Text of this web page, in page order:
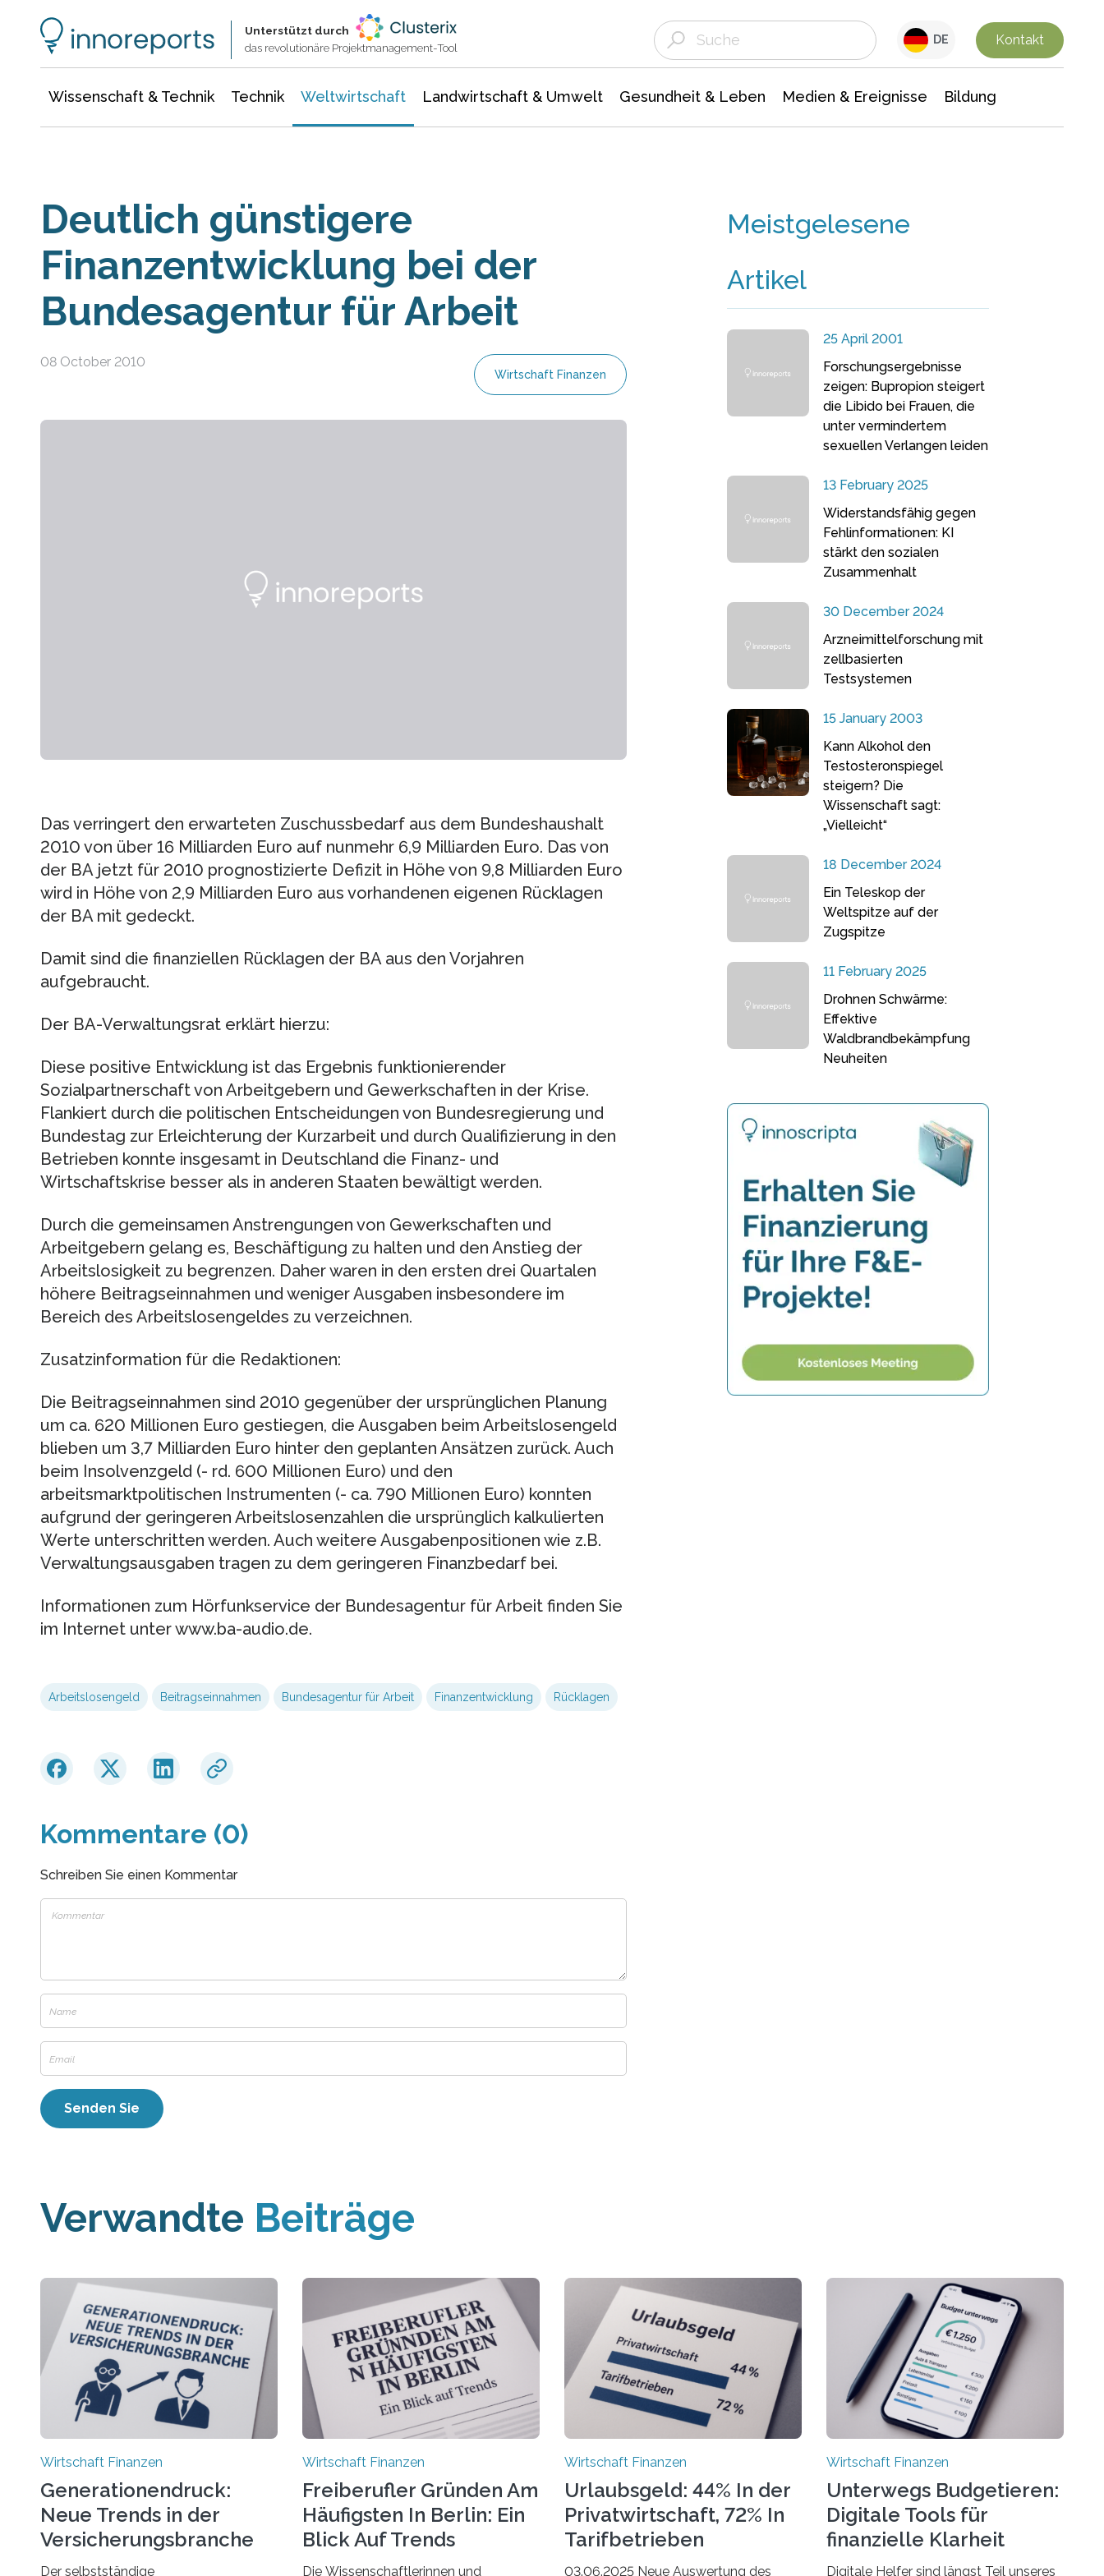
Unterstützt durch
das revolutionäre Projektmanagement-Tool
DE Kontakt
Wissenschaft & Technik Technik Weltwirtschaft Landwirtschaft & Umwelt Gesundheit & Leben Medien & Ereignisse Bildung
Deutlich günstigere
Finanzentwicklung bei der
Bundesagentur für Arbeit
08 October 2010
Wirtschaft Finanzen
Das verringert den erwarteten Zuschussbedarf aus dem Bundeshaushalt
2010 von über 16 Milliarden Euro auf nunmehr 6,9 Milliarden Euro. Das von
der BA jetzt für 2010 prognostizierte Defizit in Höhe von 9,8 Milliarden Euro
wird in Höhe von 2,9 Milliarden Euro aus vorhandenen eigenen Rücklagen
der BA mit gedeckt.
Damit sind die finanziellen Rücklagen der BA aus den Vorjahren
aufgebraucht.
Der BA-Verwaltungsrat erklärt hierzu:
Diese positive Entwicklung ist das Ergebnis funktionierender
Sozialpartnerschaft von Arbeitgebern und Gewerkschaften in der Krise.
Flankiert durch die politischen Entscheidungen von Bundesregierung und
Bundestag zur Erleichterung der Kurzarbeit und durch Qualifizierung in den
Betrieben konnte insgesamt in Deutschland die Finanz- und
Wirtschaftskrise besser als in anderen Staaten bewältigt werden.
Durch die gemeinsamen Anstrengungen von Gewerkschaften und
Arbeitgebern gelang es, Beschäftigung zu halten und den Anstieg der
Arbeitslosigkeit zu begrenzen. Daher waren in den ersten drei Quartalen
höhere Beitragseinnahmen und weniger Ausgaben insbesondere im
Bereich des Arbeitslosengeldes zu verzeichnen.
Zusatzinformation für die Redaktionen:
Die Beitragseinnahmen sind 2010 gegenüber der ursprünglichen Planung
um ca. 620 Millionen Euro gestiegen, die Ausgaben beim Arbeitslosengeld
blieben um 3,7 Milliarden Euro hinter den geplanten Ansätzen zurück. Auch
beim Insolvenzgeld (- rd. 600 Millionen Euro) und den
arbeitsmarktpolitischen Instrumenten (- ca. 790 Millionen Euro) konnten
aufgrund der geringeren Arbeitslosenzahlen die ursprünglich kalkulierten
Werte unterschritten werden. Auch weitere Ausgabenpositionen wie z.B.
Verwaltungsausgaben tragen zu dem geringeren Finanzbedarf bei.
Informationen zum Hörfunkservice der Bundesagentur für Arbeit finden Sie
im Internet unter www.ba-audio.de.
Arbeitslosengeld Beitragseinnahmen Bundesagentur für Arbeit Finanzentwicklung Rücklagen
Kommentare (0)
Schreiben Sie einen Kommentar
Meistgelesene
Artikel
25 April 2001
Forschungsergebnisse
zeigen: Bupropion steigert
die Libido bei Frauen, die
unter vermindertem
sexuellen Verlangen leiden
13 February 2025
Widerstandsfähig gegen
Fehlinformationen: KI
stärkt den sozialen
Zusammenhalt
30 December 2024
Arzneimittelforschung mit
zellbasierten
Testsystemen
15 January 2003
Kann Alkohol den
Testosteronspiegel
steigern? Die
Wissenschaft sagt:
„Vielleicht“
18 December 2024
Ein Teleskop der
Weltspitze auf der
Zugspitze
11 February 2025
Drohnen Schwärme:
Effektive
Waldbrandbekämpfung
Neuheiten
Verwandte Beiträge
Wirtschaft Finanzen
Generationendruck:
Neue Trends in der
Versicherungsbranche
Der selbstständige
Wirtschaft Finanzen
Freiberufler Gründen Am
Häufigsten In Berlin: Ein
Blick Auf Trends
Die Wissenschaftlerinnen und
Wirtschaft Finanzen
Urlaubsgeld: 44% In der
Privatwirtschaft, 72% In
Tarifbetrieben
03.06.2025 Neue Auswertung des
Wirtschaft Finanzen
Unterwegs Budgetieren:
Digitale Tools für
finanzielle Klarheit
Digitale Helfer sind längst Teil unseres